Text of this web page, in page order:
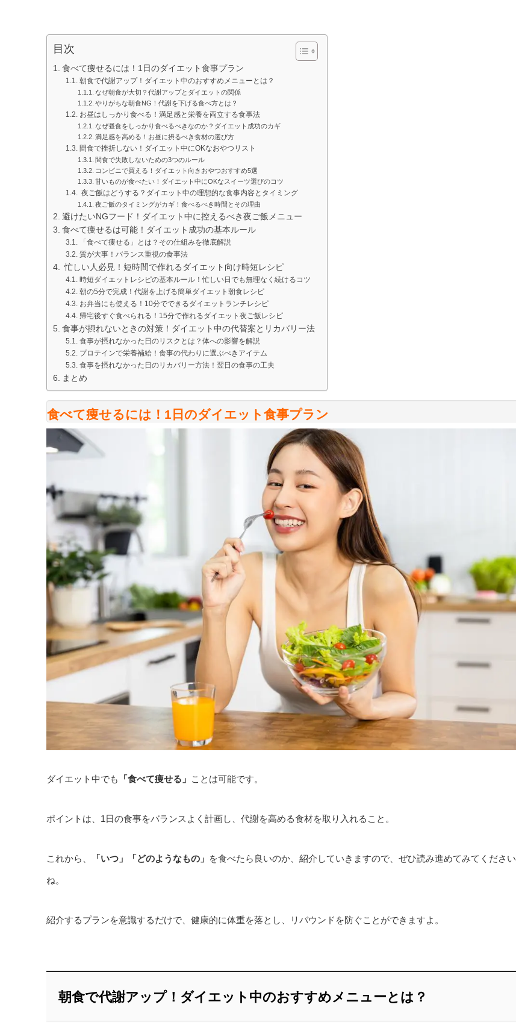
目次
食べて痩せるには！1日のダイエット食事プラン
朝食で代謝アップ！ダイエット中のおすすめメニューとは？
なぜ朝食が大切？代謝アップとダイエットの関係
やりがちな朝食NG！代謝を下げる食べ方とは？
お昼はしっかり食べる！満足感と栄養を両立する食事法
なぜ昼食をしっかり食べるべきなのか？ダイエット成功のカギ
満足感を高める！お昼に摂るべき食材の選び方
間食で挫折しない！ダイエット中にOKなおやつリスト
間食で失敗しないための3つのルール
コンビニで買える！ダイエット向きおやつおすすめ5選
甘いものが食べたい！ダイエット中にOKなスイーツ選びのコツ
夜ご飯はどうする？ダイエット中の理想的な食事内容とタイミング
夜ご飯のタイミングがカギ！食べるべき時間とその理由
避けたいNGフード！ダイエット中に控えるべき夜ご飯メニュー
食べて痩せるは可能！ダイエット成功の基本ルール
「食べて痩せる」とは？その仕組みを徹底解説
質が大事！バランス重視の食事法
忙しい人必見！短時間で作れるダイエット向け時短レシピ
時短ダイエットレシピの基本ルール！忙しい日でも無理なく続けるコツ
朝の5分で完成！代謝を上げる簡単ダイエット朝食レシピ
お弁当にも使える！10分でできるダイエットランチレシピ
帰宅後すぐ食べられる！15分で作れるダイエット夜ご飯レシピ
食事が摂れないときの対策！ダイエット中の代替案とリカバリー法
食事が摂れなかった日のリスクとは？体への影響を解説
プロテインで栄養補給！食事の代わりに選ぶべきアイテム
食事を摂れなかった日のリカバリー方法！翌日の食事の工夫
まとめ
食べて痩せるには！1日のダイエット食事プラン
ダイエット中でも 「食べて痩せる」 ことは可能です。
ポイントは、1日の食事をバランスよく計画し、代謝を高める食材を取り入れること。
これから、 「いつ」「どのようなもの」 を食べたら良いのか、紹介していきますので、ぜひ読み進めてみてください
ね。
紹介するプランを意識するだけで、健康的に体重を落とし、リバウンドを防ぐことができますよ。
朝食で代謝アップ！ダイエット中のおすすめメニューとは？